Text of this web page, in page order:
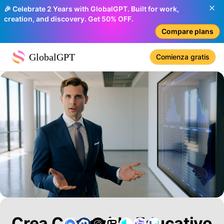
🎉 Celebrate 2 Years with GlobalGPT. Built for work,
creation, and discovery. Get 50% OFF.
Compare plans
GlobalGPT Comienza gratis